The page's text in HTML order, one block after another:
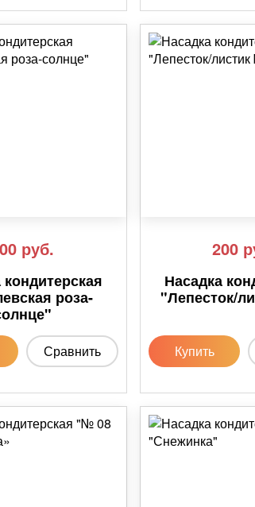
руб.
роза-
Сравнить
200
Насадка
"Лепесток/
Купить